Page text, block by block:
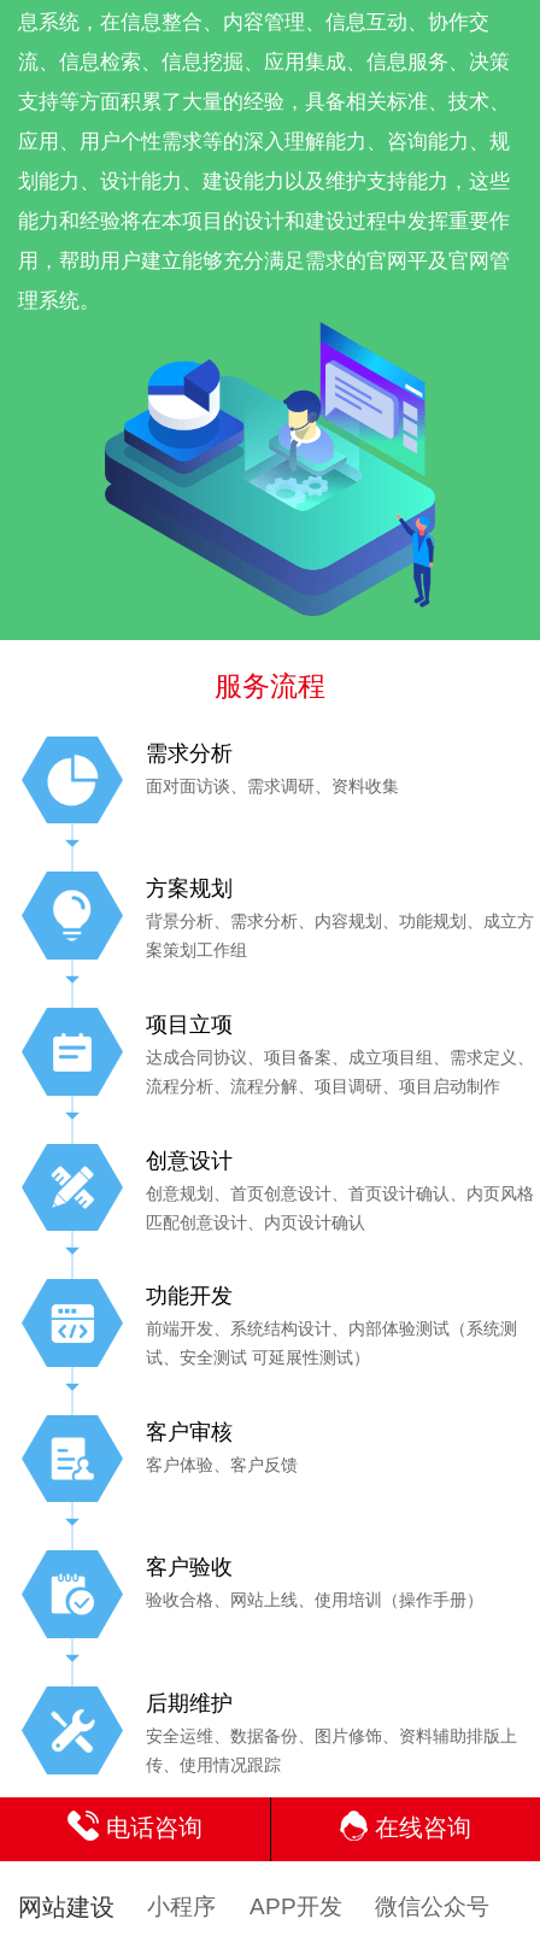
息系统，在信息整合、内容管理、信息互动、协作交
流、信息检索、信息挖掘、应用集成、信息服务、决策
支持等方面积累了大量的经验，具备相关标准、技术、
应用、用户个性需求等的深入理解能力、咨询能力、规
划能力、设计能力、建设能力以及维护支持能力，这些
能力和经验将在本项目的设计和建设过程中发挥重要作
用，帮助用户建立能够充分满足需求的官网平及官网管
理系统。
服务流程
需求分析
面对面访谈、需求调研、资料收集
方案规划
背景分析、需求分析、内容规划、功能规划、成立方
案策划工作组
项目立项
达成合同协议、项目备案、成立项目组、需求定义、
流程分析、流程分解、项目调研、项目启动制作
创意设计
创意规划、首页创意设计、首页设计确认、内页风格
匹配创意设计、内页设计确认
功能开发
前端开发、系统结构设计、内部体验测试（系统测
试、安全测试 可延展性测试）
客户审核
客户体验、客户反馈
客户验收
验收合格、网站上线、使用培训（操作手册）
后期维护
安全运维、数据备份、图片修饰、资料辅助排版上
传、使用情况跟踪
电话咨询 在线咨询
网站建设 小程序 APP开发 微信公众号